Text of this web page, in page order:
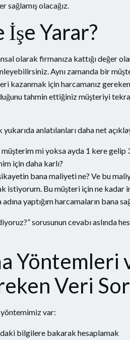
sağlamış olacağız.
Yarar?
olarak firmanıza kattığı değer
Aynı zamanda bir
kazanmak için harcamanız
tahmin ettiğiniz müşteriyi
anlatılanları daha net
mi yoksa ayda 1 kere
için daha karlı?
bana maliyeti ne? Ve bu
istiyorum. Bu müşteri için ne kadar
yaptığım harcamaların bana
sorusunun cevabı aslında
Yöntemleri
Veri
var:
bilgilere bakarak hesaplamak